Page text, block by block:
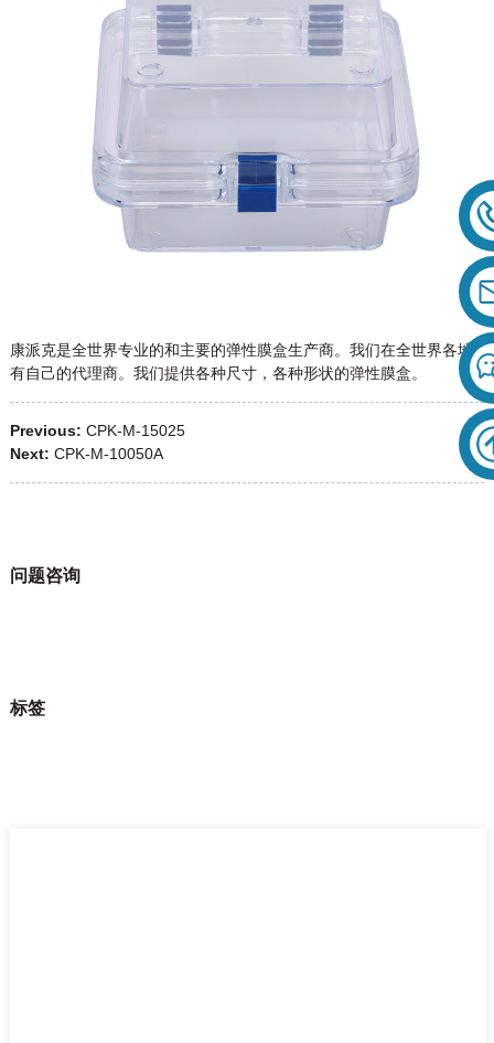
康派克是全世界专业的和主要的弹性膜盒生产商。我们在全世界各地
有自己的代理商。我们提供各种尺寸，各种形状的弹性膜盒。
Previous: CPK-M-15025
Next: CPK-M-10050A
问题咨询
标签